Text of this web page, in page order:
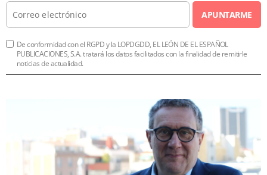
APUNTARME
De conformidad con el RGPD y la LOPDGDD, EL LEÓN DE EL ESPAÑOL
PUBLICACIONES, S.A. tratará los datos facilitados con la finalidad de remitirle
noticias de actualidad.